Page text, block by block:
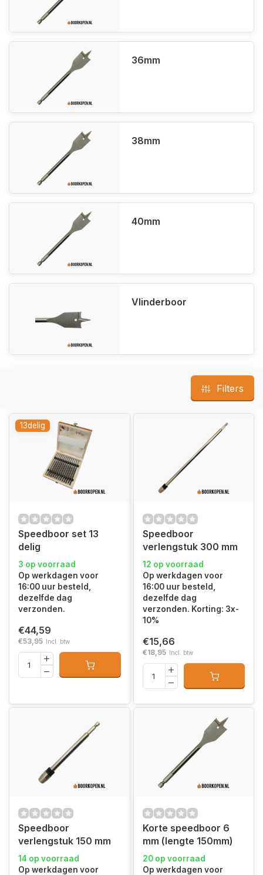
36mm
38mm
40mm
Vlinderboor
Filters
13delig
Speedboor set 13
delig
3 op voorraad
Op werkdagen voor
16:00 uur besteld,
dezelfde dag
verzonden.
€44,59
€53,95 Incl. btw
Speedboor
verlengstuk 300 mm
12 op voorraad
Op werkdagen voor
16:00 uur besteld,
dezelfde dag
verzonden. Korting: 3x-
10%
€15,66
€18,95 Incl. btw
Speedboor
verlengstuk 150 mm
14 op voorraad
Op werkdagen voor
Korte speedboor 6
mm (lengte 150mm)
20 op voorraad
Op werkdagen voor